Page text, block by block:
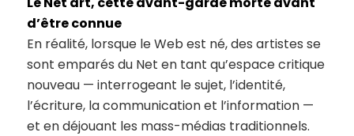
d’être connue
En réalité, lorsque le Web est né, des artistes se
sont emparés du Net en tant qu’espace critique
nouveau — interrogeant le sujet, l’identité,
l’écriture, la communication et l’information —
et en déjouant les mass-médias traditionnels.